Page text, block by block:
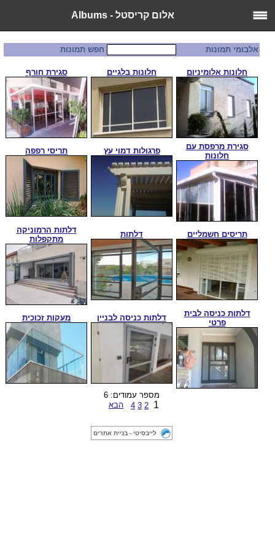
אלום קריסטל - Albums
אלבומי תמונות חפש תמונות
חלונות אלומיניום חלונות בלגיים סגירת חורף
סגירת מרפסת עם
חלונות
פרגולות דמוי עץ תריסי רפפה
תריסים חשמליים דלתות
דלתות הרמוניקה
מתקפלות
דלתות כניסה לבית
פרטי
דלתות כניסה לבניין מעקות זכוכית
מספר עמודים: 6
1
2
3
4 הבא
לייבסיטי - בניית אתרים